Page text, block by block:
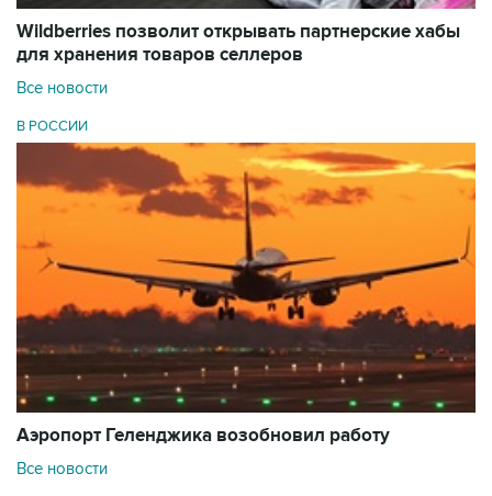
Wildberries позволит открывать партнерские хабы
для хранения товаров селлеров
Все новости
В РОССИИ
Аэропорт Геленджика возобновил работу
Все новости